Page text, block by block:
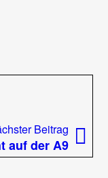
Beitrag
auf der A9